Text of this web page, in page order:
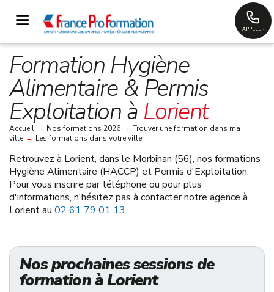
APPELER
Formation Hygiène
Alimentaire & Permis
Exploitation à Lorient
Accueil → Nos formations 2026 → Trouver une formation dans ma
ville → Les formations dans votre ville
Retrouvez à Lorient, dans le Morbihan (56), nos formations
Hygiène Alimentaire (HACCP) et Permis d'Exploitation.
Pour vous inscrire par téléphone ou pour plus
d'informations, n'hésitez pas à contacter notre agence à
Lorient au 02 61 79 01 13.
Nos prochaines sessions de
formation à Lorient